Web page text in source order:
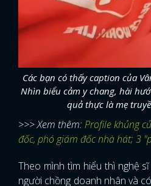
Các bạn có thấy caption của
Nhìn biểu cảm y chang, hài
quả thực là mẹ
>>> Xem thêm:Profile khủng
đốc, phó giám đốc nhà hát; 3
Theo mình tìm hiểu thì nghệ
người chồng doanh nhân và